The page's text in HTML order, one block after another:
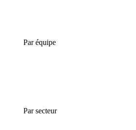
Par équipe
Par secteur